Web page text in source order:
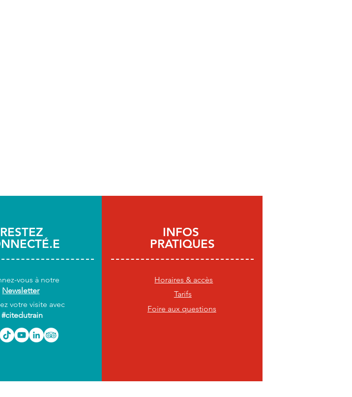
RESTEZ
vous à notre
Newsletter
votre visite avec
#citedutrain
INFOS
PRATIQUES
Horaires & accès
Tarifs
Foire aux questions